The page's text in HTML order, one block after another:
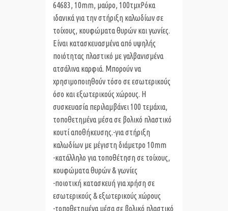
64683, 10mm, μαύρο, 100τμχΡόκα
ιδανικά για την στήριξη καλωδίων σε
τοίχους, κουφώματα θυρών και γωνίες.
Είναι κατασκευασμένα από υψηλής
ποιότητας πλαστικό με γαλβανισμένα
ατσάλινα καρφιά. Μπορούν να
χρησιμοποιηθούν τόσο σε εσωτερικούς
όσο και εξωτερικούς χώρους. Η
συσκευασία περιλαμβάνει 100 τεμάχια,
τοποθετημένα μέσα σε βολικό πλαστικό
κουτί αποθήκευσης.-για στήριξη
καλωδίων με μέγιστη διάμετρο 10mm
-κατάλληλο για τοποθέτηση σε τοίχους,
κουφώματα θυρών & γωνίες
-ποιοτική κατασκευή για χρήση σε
εσωτερικούς & εξωτερικούς χώρους
-τοποθετημένα μέσα σε βολικό πλαστικό